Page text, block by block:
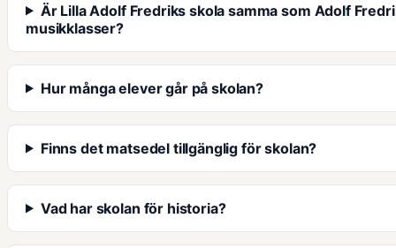
Är Lilla Adolf Fredriks skola samma som Adolf
musikklasser?
Hur många elever går på skolan?
Finns det matsedel tillgänglig för skolan?
Vad har skolan för historia?